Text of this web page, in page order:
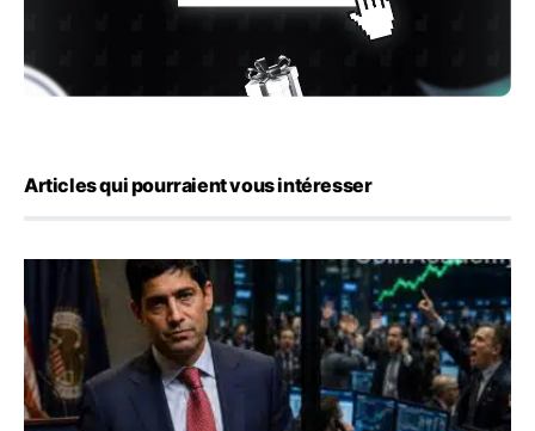
Articles qui pourraient vous intéresser
Emploi américain : 23 000 postes détruits en juillet, les